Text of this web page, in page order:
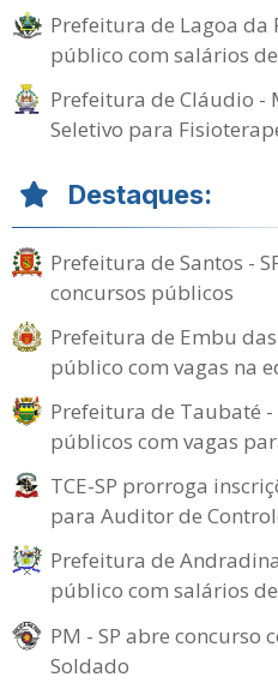
Prefeitura de Lagoa da
público com salários
Prefeitura de Cláudio -
Seletivo para
Destaques:
Prefeitura de Santos -
concursos públicos
Prefeitura de Embu
público com vagas na
Prefeitura de Taubaté -
públicos com vagas
TCE-SP prorroga
para Auditor de
Prefeitura de
público com salários
PM - SP abre concurso
Soldado